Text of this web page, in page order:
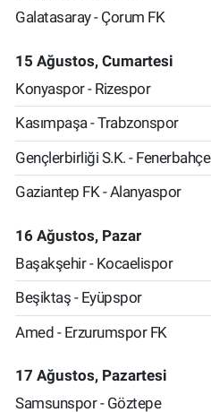
Galatasaray - Çorum FK
15 Ağustos, Cumartesi
Konyaspor - Rizespor
Kasımpaşa - Trabzonspor
Gençlerbirliği S.K. - Fenerbahçe
Gaziantep FK - Alanyaspor
16 Ağustos, Pazar
Başakşehir - Kocaelispor
Beşiktaş - Eyüpspor
Amed - Erzurumspor FK
17 Ağustos, Pazartesi
Samsunspor - Göztepe